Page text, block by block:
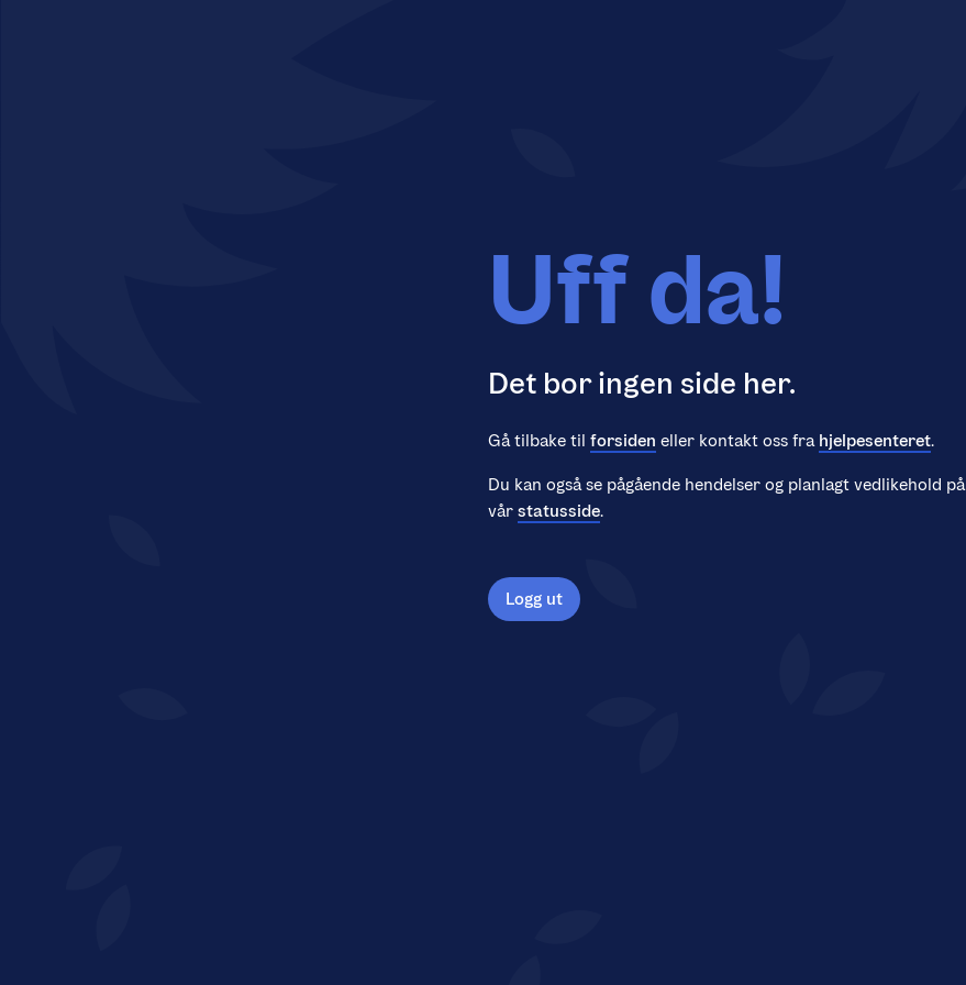
Uff da!
Det bor ingen side her.
Gå tilbake til forsiden eller kontakt oss fra hjelpesenteret.
Du kan også se pågående hendelser og planlagt vedlikehold på
vår statusside.
Logg ut